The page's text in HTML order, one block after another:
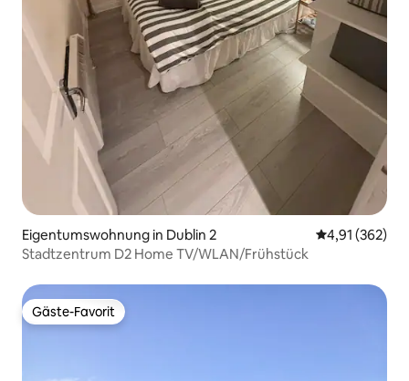
Eigentumswohnung in Dublin 2
4,91 (362)
Stadtzentrum D2 Home TV/WLAN/Frühstück
Gäste-Favorit
Gäste-Favorit